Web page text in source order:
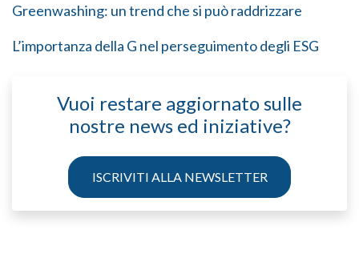
Greenwashing: un trend che si può raddrizzare
L’importanza della G nel perseguimento degli ESG
Vuoi restare aggiornato sulle
nostre news ed iniziative?
ISCRIVITI ALLA NEWSLETTER